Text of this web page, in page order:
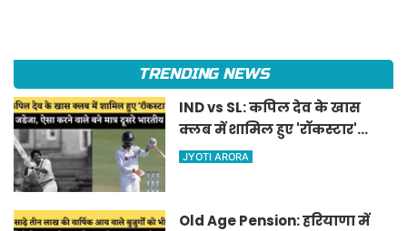
TRENDING NEWS
IND vs SL: कपिल देव के खास
क्लब में शामिल हुए 'रॉकस्टार'
जडेजा, ऐसा करने वाले बने मात्र
JYOTI ARORA
Old Age Pension: हरियाणा में